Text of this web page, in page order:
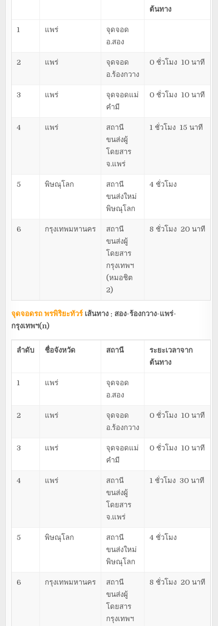
ต้นทาง
1 แพร่
จุดจอด
อ.สอง
2 แพร่
จุดจอด
อ.ร้องกวาง
0 ชั่วโมง 10 นาที
3 แพร่
จุดจอดแม่
คำมี
0 ชั่วโมง 10 นาที
4 แพร่
สถานี
ขนส่งผู้
โดยสาร
จ.แพร่
1 ชั่วโมง 15 นาที
5 พิษณุโลก
สถานี
ขนส่งใหม่
พิษณุโลก
4 ชั่วโมง
6 กรุงเทพมหานคร
สถานี
ขนส่งผู้
โดยสาร
กรุงเทพฯ
(หมอชิต
2)
8 ชั่วโมง 20 นาที
จุดจอดรถ พรพิริยะทัวร์เส้นทาง : สอง-ร้องกวาง-แพร่-
กรุงเทพฯ(n)
ลำดับ ชื่อจังหวัด สถานี
ระยะเวลาจาก
ต้นทาง
1 แพร่
จุดจอด
อ.สอง
2 แพร่
จุดจอด
อ.ร้องกวาง
0 ชั่วโมง 10 นาที
3 แพร่
จุดจอดแม่
คำมี
0 ชั่วโมง 10 นาที
4 แพร่
สถานี
ขนส่งผู้
โดยสาร
จ.แพร่
1 ชั่วโมง 30 นาที
5 พิษณุโลก
สถานี
ขนส่งใหม่
พิษณุโลก
4 ชั่วโมง
6 กรุงเทพมหานคร
สถานี
ขนส่งผู้
โดยสาร
กรุงเทพฯ
8 ชั่วโมง 20 นาที